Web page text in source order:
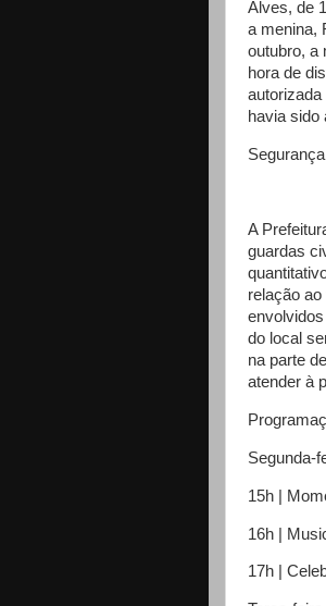
Alves, de
a menina,
outubro, a
hora de
autorizada
havia sido
Segurança
A
guardas
relação
do local
na parte
atender à
Segunda-
15h |
16h |
17h |